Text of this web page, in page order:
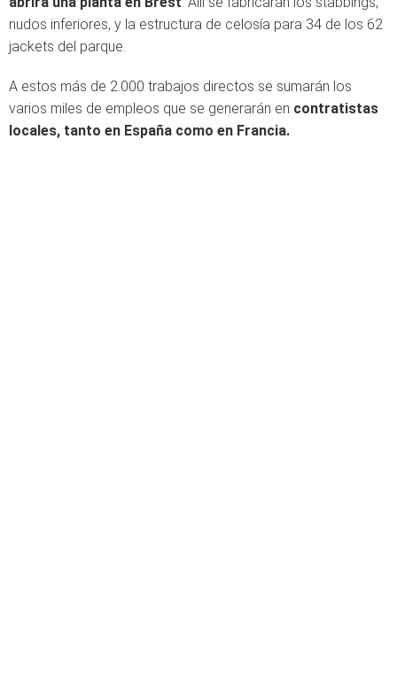
nudos inferiores, y la estructura de celosía para 34 de los 62
jackets del parque.
A estos más de 2.000 trabajos directos se sumarán los
varios miles de empleos que se generarán en contratistas
locales, tanto en España como en Francia.